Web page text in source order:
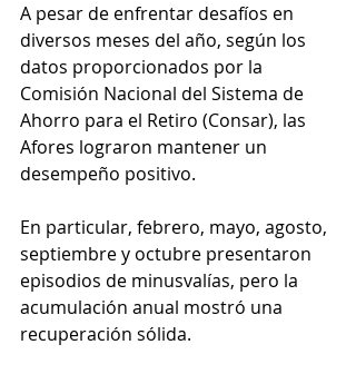
A pesar de enfrentar desafíos en
diversos meses del año, según los
datos proporcionados por la
Comisión Nacional del Sistema de
Ahorro para el Retiro (Consar), las
Afores lograron mantener un
desempeño positivo.
En particular, febrero, mayo, agosto,
septiembre y octubre presentaron
episodios de minusvalías, pero la
acumulación anual mostró una
recuperación sólida.